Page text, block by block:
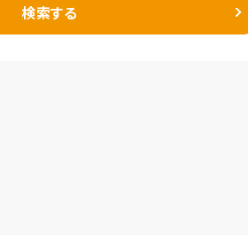
検索する